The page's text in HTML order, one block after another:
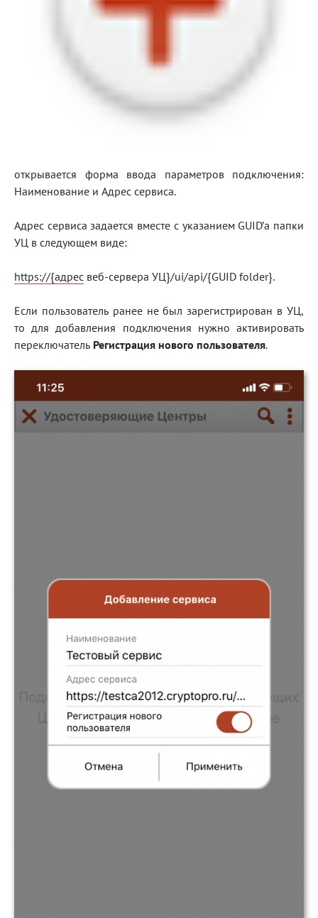
открывается форма ввода параметров подключения:
Наименование и Адрес сервиса.
Адрес сервиса задается вместе с указанием GUID’а папки
УЦ в следующем виде:
https://{адрес веб-сервера УЦ}/ui/api/{GUID folder}.
Если пользователь ранее не был зарегистрирован в УЦ,
то для добавления подключения нужно активировать
переключатель Регистрация нового пользователя.